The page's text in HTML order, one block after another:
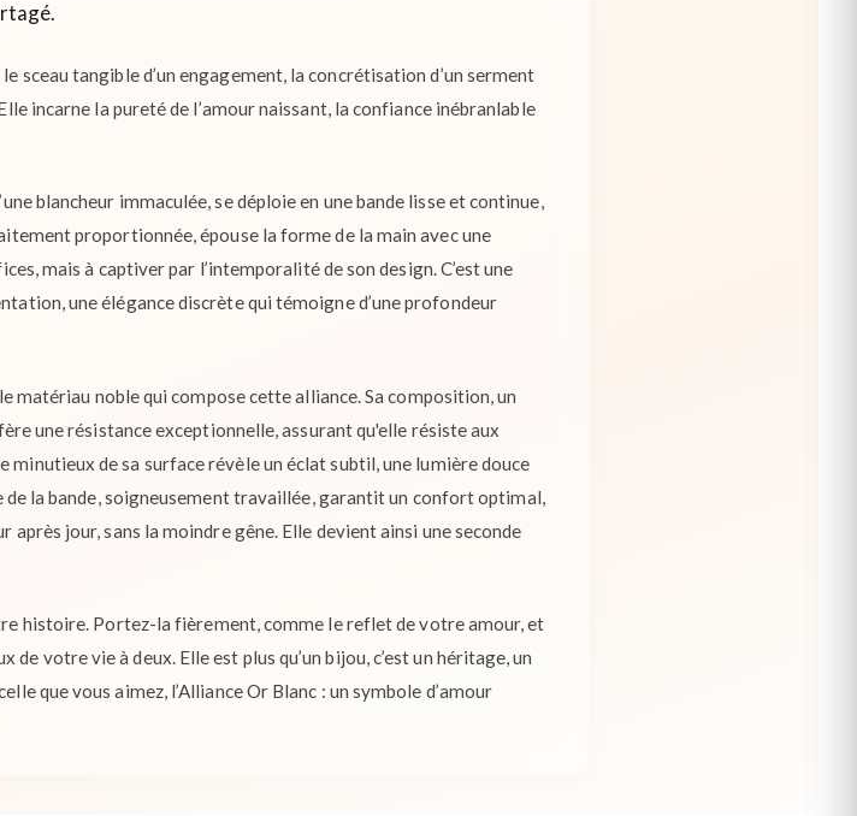
le sceau tangible d’un engagement, la concrétisation d’un serment
incarne la pureté de l’amour naissant, la confiance inébranlable
blancheur immaculée, se déploie en une bande lisse et continue,
proportionnée, épouse la forme de la main avec une
mais à captiver par l’intemporalité de son design. C’est une
une élégance discrète qui témoigne d’une profondeur
matériau noble qui compose cette alliance. Sa composition, un
une résistance exceptionnelle, assurant qu'elle résiste aux
minutieux de sa surface révèle un éclat subtil, une lumière douce
la bande, soigneusement travaillée, garantit un confort optimal,
jour, sans la moindre gêne. Elle devient ainsi une seconde
histoire. Portez-la fièrement, comme le reflet de votre amour, et
votre vie à deux. Elle est plus qu’un bijou, c’est un héritage, un
que vous aimez, l’Alliance Or Blanc : un symbole d’amour